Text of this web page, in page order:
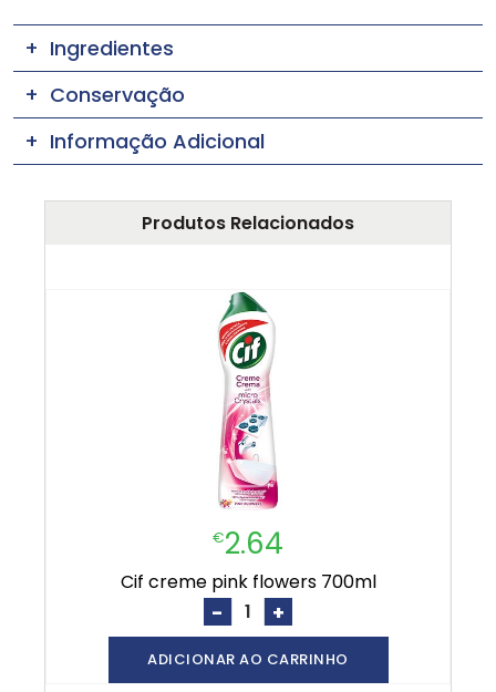
Ingredientes
Conservação
Informação Adicional
Produtos Relacionados
€2.64
cif creme pink flowers 700ml
- +
ADICIONAR AO CARRINHO